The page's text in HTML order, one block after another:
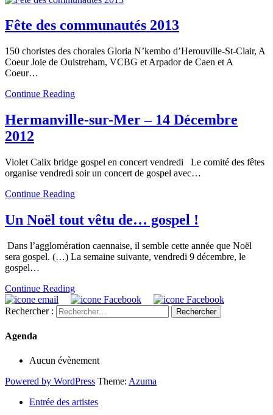
Fête des communautés 2013
150 choristes des chorales Gloria N’kembo d’Herouville-St-Clair, A
Coeur Joie de Ouistreham, VCBG et Arpador de Caen et A
Coeur…
Continue Reading
Hermanville-sur-Mer – 14 Décembre
2012
Violet Calix bridge gospel en concert vendredi Le comité des fêtes
organise vendredi soir un concert de gospel avec…
Continue Reading
Un Noël tout vêtu de… gospel !
Dans l’agglomération caennaise, il semble cette année que Noël
sera gospel. (…) La semaine suivante, vendredi 9 décembre, le
gospel…
Continue Reading
Rechercher :
Agenda
Aucun évènement
Powered by WordPress Theme: Azuma
Entrée des artistes